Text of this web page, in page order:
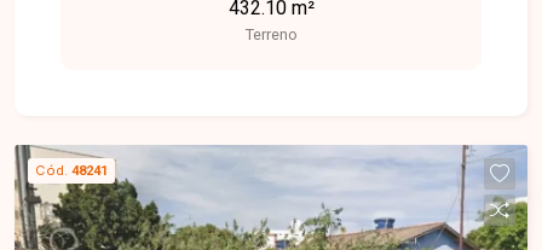
432.10 m²
Terreno
Cód. 48241